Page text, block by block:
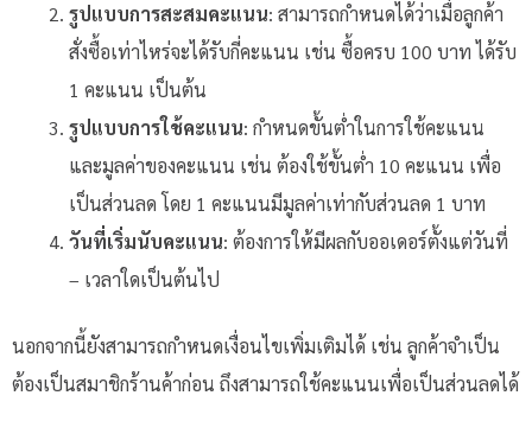
รูปแบบการสะสมคะแนน: สามารถกำหนดได้ว่าเมื่อลูกค้า
สั่งซื้อเท่าไหร่จะได้รับกี่คะแนน เช่น ซื้อครบ 100 บาท ได้รับ
1 คะแนน เป็นต้น
รูปแบบการใช้คะแนน: กำหนดขั้นต่ำในการใช้คะแนน
และมูลค่าของคะแนน เช่น ต้องใช้ขั้นต่ำ 10 คะแนน เพื่อ
เป็นส่วนลด โดย 1 คะแนนมีมูลค่าเท่ากับส่วนลด 1 บาท
วันที่เริ่มนับคะแนน: ต้องการให้มีผลกับออเดอร์ตั้งแต่วันที่
– เวลาใดเป็นต้นไป
นอกจากนี้ยังสามารถกำหนดเงื่อนไขเพิ่มเติมได้ เช่น ลูกค้าจำเป็น
ต้องเป็นสมาชิกร้านค้าก่อน ถึงสามารถใช้คะแนนเพื่อเป็นส่วนลดได้